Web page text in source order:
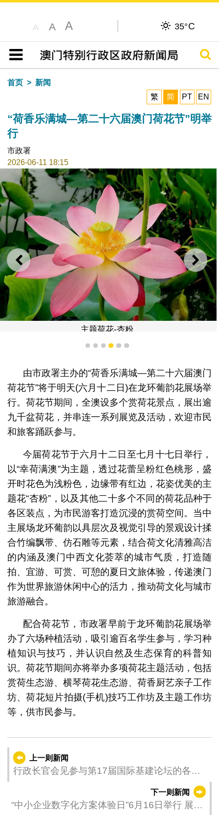
A A A 35°C
目录
搜寻
首页
新闻
繁
简 PT EN
“荷香乐满城—第二十六届澳门荷花节”明举
行
市政署
2026-06-11 18:15
上一则 下一
主题荷花-杏粉
1 2 3 4 5 6
由市政署主办的“荷香乐满城—第二十六届澳门
荷花节”将于明天(六月十二日)在龙环葡韵花展场举
行。荷花节期间，全澳设多个赏荷花景点，展出逾
九千盆荷花，并串连一系列展览及活动，欢迎市民
和旅客踊跃参与。
今届荷花节于六月十二日至七月十七日举行，
以“幸荷满澳”为主题，透过花蕾呈粉红色桃形，盛
开时花色为浅粉色，边缘带有红边，花姿优美的主
题花“杏粉”，以及其他二十多个不同的荷花品种于
各区装点，为市民游客打造沉浸的赏荷空间。当中
主展场龙环葡韵以具层次及视觉引导的景观设计揉
合竹编飘带、仿石雕等元素，结合荷文化清雅高洁
的内涵及澳门中西文化荟萃的城市气质，打造随
拍、宜游、可赏、可憩的夏日文旅体验，传递澳门
作为世界旅游休闲中心的活力，推动荷文化与城市
旅游融合。
配合荷花节，市政署早前于龙环葡韵花展场举
办了六场种植活动，吸引逾百名学生参与，学习种
植知识与技巧，并认识自然及生态保育的科普知
识。荷花节期间亦将举办多项荷花主题活动，包括
赏荷生态游、横琴荷花生态游、荷香厨艺亲子工作
坊、荷花短片拍摄(手机)技巧工作坊及主题工作坊
等，供市民参与。
上一则新闻
行政长官会见参与第17届国际基建论坛的各国
下一则新闻
“中小企业数字化方案体验日”6月16日举行 展示